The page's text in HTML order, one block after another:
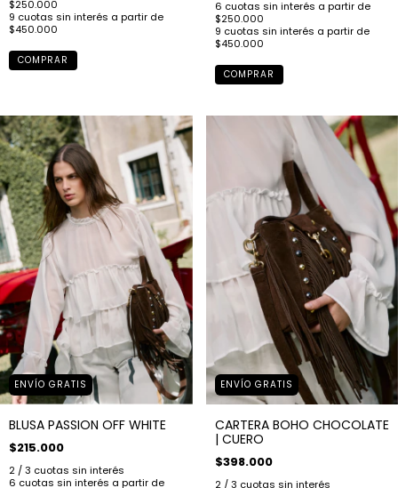
COMPRAR
COMPRAR
ENVÍO GRATIS
BLUSA PASSION OFF WHITE
$215.000
ENVÍO GRATIS
CARTERA BOHO CHOCOLATE
| CUERO
$398.000